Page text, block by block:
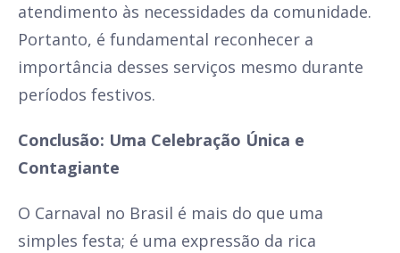
atendimento às necessidades da comunidade.
Portanto, é fundamental reconhecer a
importância desses serviços mesmo durante
períodos festivos.
Conclusão: Uma Celebração Única e
Contagiante
O Carnaval no Brasil é mais do que uma
simples festa; é uma expressão da rica